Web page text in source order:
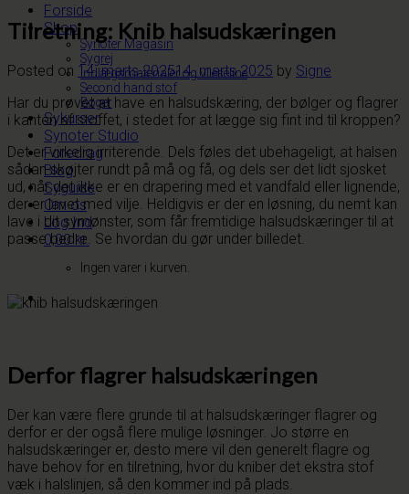
Forside
Shop
Synoter Magasin
Sygrej
Indlægsmaterialer og vlieseline
Second hand stof
Bøger
Sykurser
Synoter Studio
Foredrag
Blog
Syguide
Om os
Log Ind
0,00kr.
Ingen varer i kurven.
Tilretning: Knib halsudskæringen
Posted on 14. marts 202514. marts 2025 by Signe
Har du prøvet at have en halsudskæring, der bølger og flagrer
i kanten af stoffet, i stedet for at lægge sig fint ind til kroppen?
Det er virkelig irriterende. Dels føles det ubehageligt, at halsen
sådan skøjter rundt på må og få, og dels ser det lidt sjosket
ud, når det ikke er en drapering med et vandfald eller lignende,
der er lavet med vilje. Heldigvis er der en løsning, du nemt kan
lave i dit symønster, som får fremtidige halsudskæringer til at
passe bedre. Se hvordan du gør under billedet.
Derfor flagrer halsudskæringen
Der kan være flere grunde til at halsudskæringer flagrer og
derfor er der også flere mulige løsninger. Jo større en
halsudskæringer er, desto mere vil den generelt flagre og
have behov for en tilretning, hvor du kniber det ekstra stof
væk i halslinjen, så den kommer ind på plads.